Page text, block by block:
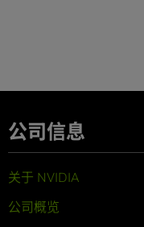
公司信息
关于 NVIDIA
公司概览